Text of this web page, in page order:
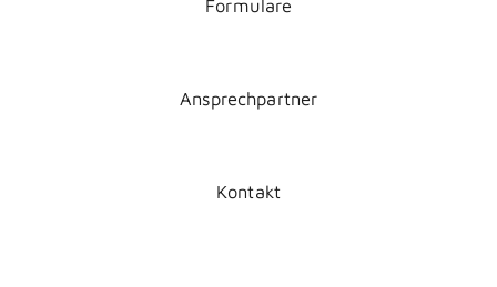
Formulare
Ansprechpartner
Kontakt